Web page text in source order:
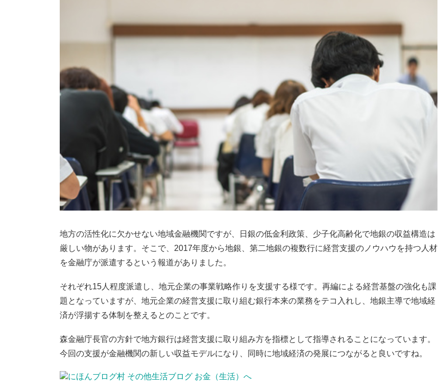
地方の活性化に欠かせない地域金融機関ですが、日銀の低金利政策、少子化高齢化で地銀の収益構造は
厳しい物があります。そこで、2017年度から地銀、第二地銀の複数行に経営支援のノウハウを持つ人材
を金融庁が派遣するという報道がありました。
それぞれ15人程度派遣し、地元企業の事業戦略作りを支援する様です。再編による経営基盤の強化も課
題となっていますが、地元企業の経営支援に取り組む銀行本来の業務をテコ入れし、地銀主導で地域経
済が浮揚する体制を整えるとのことです。
森金融庁長官の方針で地方銀行は経営支援に取り組み方を指標として指導されることになっています。
今回の支援が金融機関の新しい収益モデルになり、同時に地域経済の発展につながると良いですね。